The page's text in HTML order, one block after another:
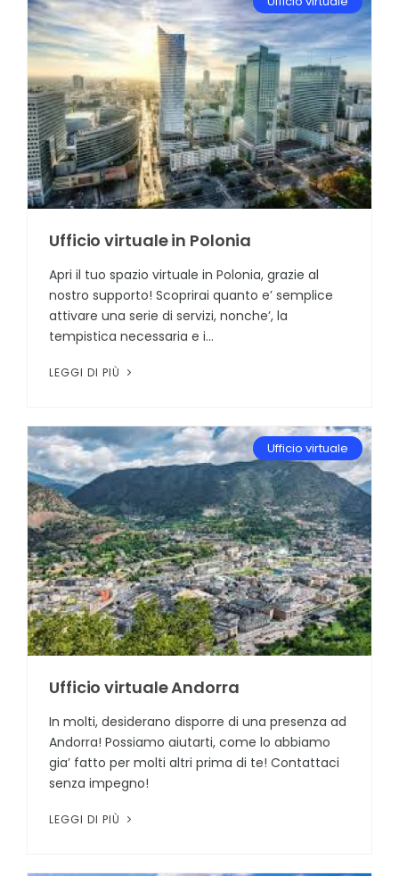
Ufficio virtuale in Polonia
Apri il tuo spazio virtuale in Polonia, grazie al
nostro supporto! Scoprirai quanto e’ semplice
attivare una serie di servizi, nonche’, la
tempistica necessaria e i...
LEGGI DI PIÙ
Ufficio virtuale
Ufficio virtuale Andorra
In molti, desiderano disporre di una presenza ad
Andorra! Possiamo aiutarti, come lo abbiamo
gia’ fatto per molti altri prima di te! Contattaci
senza impegno!
LEGGI DI PIÙ